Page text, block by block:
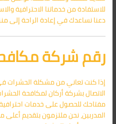
للاستفادة من خدماتنا الاحترافية
دعنا نساعدك في إعادة الراحة إلى
رقم شركة
إذا كنت تعاني من مشكلة الحشرات
مفتاحك للحصول على خدمات
المدربين، نحن ملتزمون بتقديم